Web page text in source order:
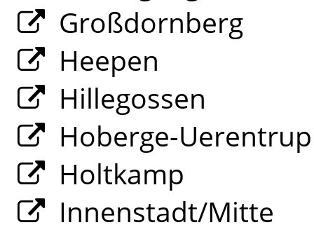
Großdornberg
Heepen
Hillegossen
Hoberge-Uerentrup
Holtkamp
Innenstadt/Mitte